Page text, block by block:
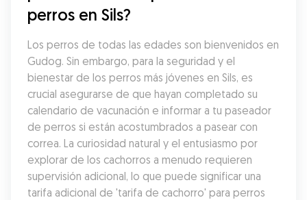
perros en Sils?
Los perros de todas las edades son bienvenidos en
Gudog. Sin embargo, para la seguridad y el
bienestar de los perros más jóvenes en Sils, es
crucial asegurarse de que hayan completado su
calendario de vacunación e informar a tu paseador
de perros si están acostumbrados a pasear con
correa. La curiosidad natural y el entusiasmo por
explorar de los cachorros a menudo requieren
supervisión adicional, lo que puede significar una
tarifa adicional de 'tarifa de cachorro' para perros